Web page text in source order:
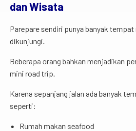
dan Wisata
Parepare sendiri punya banyak
dikunjungi.
Beberapa orang bahkan menjadikan
mini road trip.
Karena sepanjang jalan ada banyak
seperti:
Rumah makan seafood